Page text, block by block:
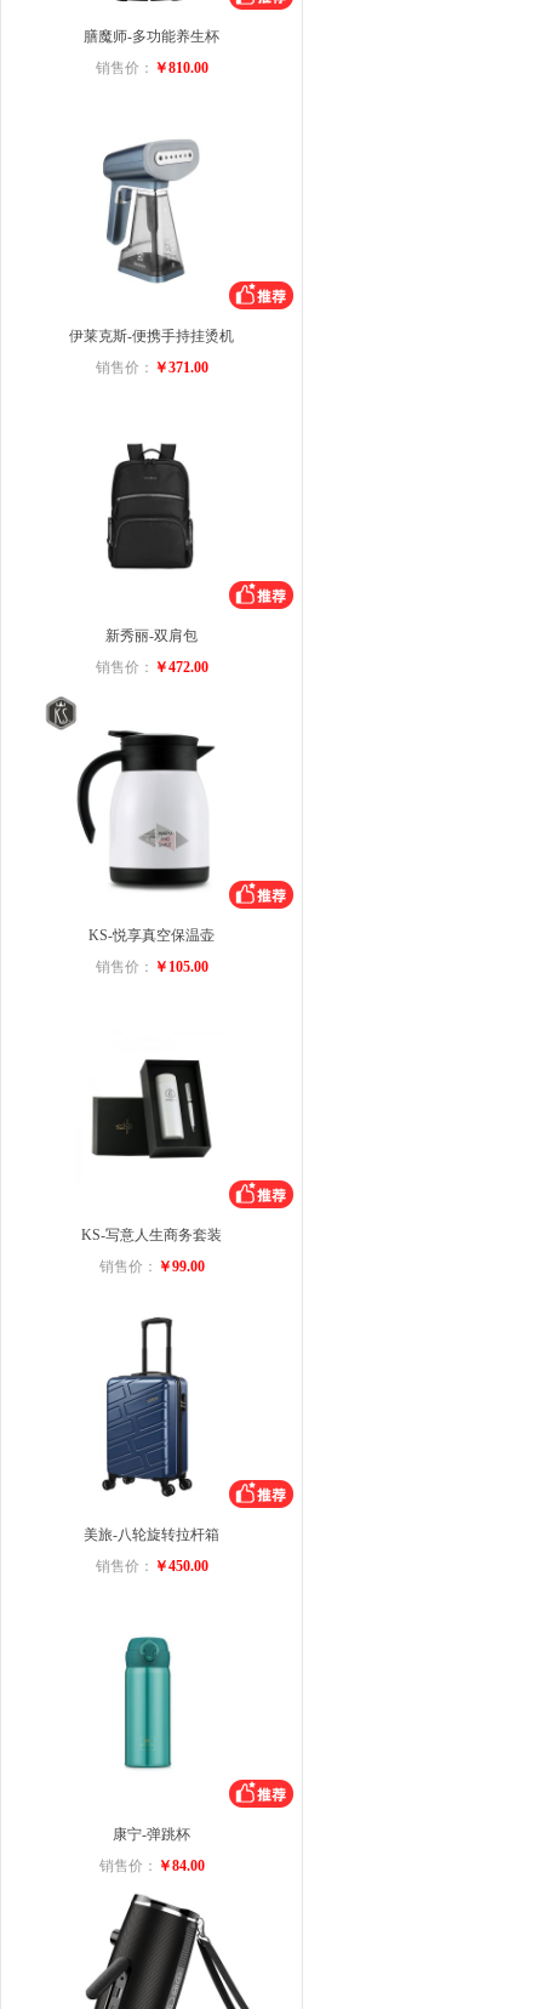
膳魔师-多功能养生杯
销售价： ￥810.00
伊莱克斯-便携手持挂烫机
销售价： ￥371.00
新秀丽-双肩包
销售价： ￥472.00
KS-悦享真空保温壶
销售价： ￥105.00
KS-写意人生商务套装
销售价： ￥99.00
美旅-八轮旋转拉杆箱
销售价： ￥450.00
康宁-弹跳杯
销售价： ￥84.00